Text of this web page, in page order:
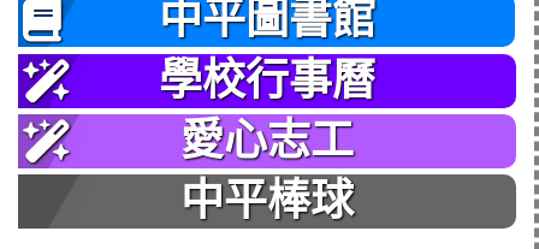
中平圖書館
學校行事曆
愛心志工
中平棒球